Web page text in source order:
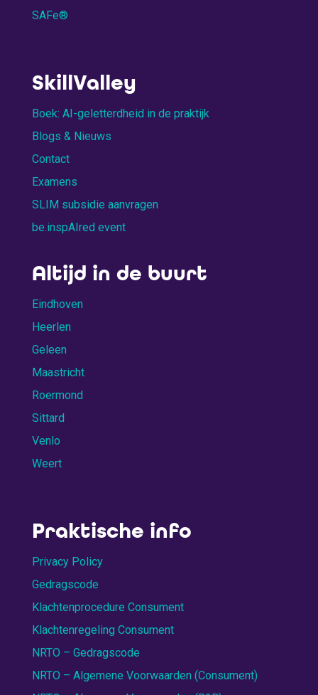
SAFe®
SkillValley
Boek: AI-geletterdheid in de praktijk
Blogs & Nieuws
Contact
Examens
SLIM subsidie aanvragen
be.inspAIred event
Altijd in de buurt
Eindhoven
Heerlen
Geleen
Maastricht
Roermond
Sittard
Venlo
Weert
Praktische info
Privacy Policy
Gedragscode
Klachtenprocedure Consument
Klachtenregeling Consument
NRTO – Gedragscode
NRTO – Algemene Voorwaarden (Consument)